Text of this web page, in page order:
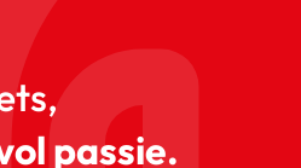
passie.